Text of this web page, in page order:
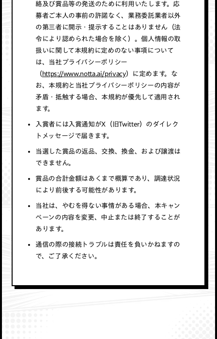
絡及び賞品等の発送のために利用いたします。応
募者ご本人の事前の許諾なく、業務委託業者以外
の第三者に開示・提示することはありません（法
令により認められた場合を除く）。個人情報の取
扱いに関して本規約に定めのない事項について
は、当社プライバシーポリシー
（ https://www.notta.ai/privacy）に定めます。な
お、本規約と当社プライバシーポリシーの内容が
矛盾・抵触する場合、本規約が優先して適用され
ます。
入賞者には入賞通知がX（旧Twitter）のダイレク
トメッセージで届きます。
当選した賞品の返品、交換、換金、および譲渡は
できません。
賞品の合計金額はあくまで概算であり、調達状況
により前後する可能性があります。
当社は、やむを得ない事情がある場合、本キャン
ペーンの内容を変更、中止または終了することが
あります。
通信の際の接続トラブルは責任を負いかねますの
で、ご了承ください。